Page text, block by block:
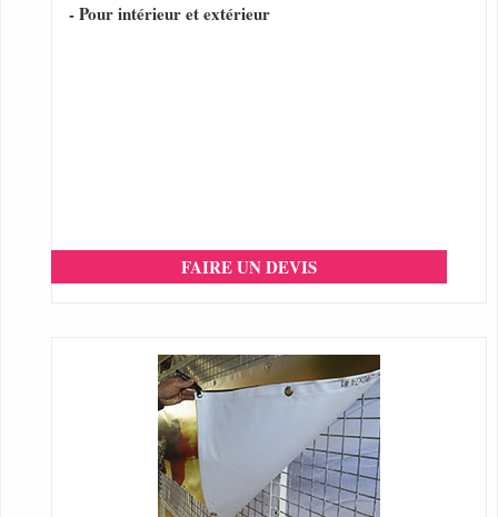
- Pour intérieur et extérieur
FAIRE UN DEVIS